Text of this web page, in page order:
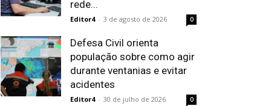
rede...
Editor4 - 3 de agosto de 2026 0
Defesa Civil orienta
população sobre como agir
durante ventanias e evitar
acidentes
Editor4 - 30 de julho de 2026 0